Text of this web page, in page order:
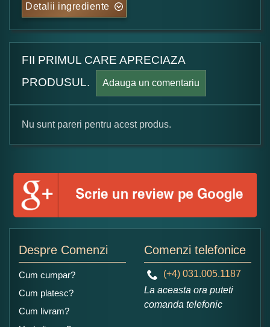
Detalii ingrediente
FII PRIMUL CARE APRECIAZA
PRODUSUL.
Adauga un comentariu
Formular pareri client
Numele dumneavoastra:
Nu sunt pareri pentru acest produs.
Despre Comenzi
Cum cumpar?
Cum platesc?
Cum livram?
Comenzi telefonice
(+4) 031.005.1187
La aceasta ora puteti
comanda telefonic